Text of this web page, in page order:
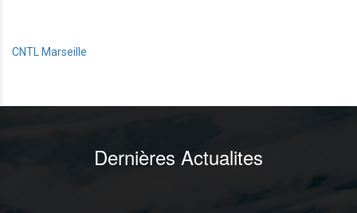
CNTL Marseille
Dernières Actualites